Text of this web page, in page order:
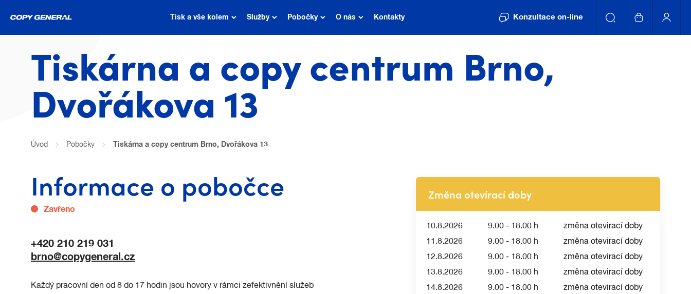
Tisk a vše kolem Služby Pobočky O nás Kontakty Konzultace on-line
Tiskárna a copy centrum Brno,
Dvořákova 13
Úvod Pobočky Tiskárna a copy centrum Brno, Dvořákova 13
Informace o pobočce
Zavřeno
+420 210 219 031
brno@copygeneral.cz
Každý pracovní den od 8 do 17 hodin jsou hovory v rámci zefektivnění služeb
Změna otevírací doby
10.8.2026 9.00 - 18.00 h
změna otevirací doby
11.8.2026
9.00 - 18.00 h
změna otevirací doby
12.8.2026
9.00 - 18.00 h
změna otevirací doby
13.8.2026
9.00 - 18.00 h
změna otevirací doby
14.8.2026
9.00 - 18.00 h
změna otevirací doby